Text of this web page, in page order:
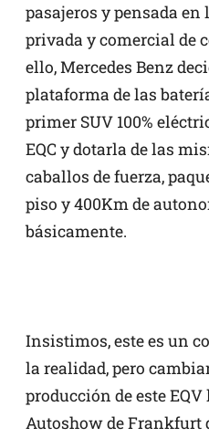
pasajeros y pensada
privada y comercial de
ello, Mercedes Benz
plataforma de las
primer SUV 100%
EQC y dotarla de las
caballos de fuerza,
piso y 400Km de
básicamente.
Insistimos, este es un
la realidad, pero
producción de este
Autoshow de Frankfurt